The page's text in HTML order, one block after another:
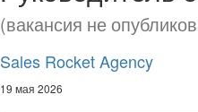
(вакансия не
Sales Rocket Agency
19 мая 2026